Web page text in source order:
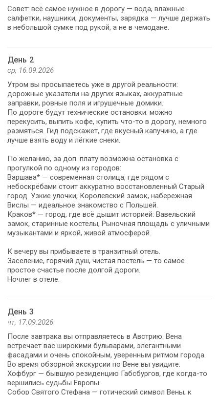
Совет: всё самое нужное в дорогу — вода, влажные
салфетки, наушники, документы, зарядка — лучше держать
в небольшой сумке под рукой, а не в чемодане.
День 2
ср, 16.09.2026
Утром вы просыпаетесь уже в другой реальности:
дорожные указатели на других языках, аккуратные
заправки, ровные поля и игрушечные домики.
По дороге будут технические остановки: можно
перекусить, выпить кофе, купить что-то в дорогу, немного
размяться. Гид подскажет, где вкусный капучино, а где
лучше взять воду и лёгкие снеки.
По желанию, за доп. плату возможна остановка с
прогулкой по одному из городов:
Варшава* — современная столица, где рядом с
небоскрёбами стоит аккуратно восстановленный Старый
город. Узкие улочки, Королевский замок, набережная
Вислы — идеальное знакомство с Польшей.
Краков* — город, где всё дышит историей: Вавельский
замок, старинные костёлы, Рыночная площадь с уличными
музыкантами и яркой, живой атмосферой.
К вечеру вы прибываете в транзитный отель.
Заселение, горячий душ, чистая постель — то самое
простое счастье после долгой дороги.
Ночлег в отеле.
День 3
чт, 17.09.2026
После завтрака вы отправляетесь в Австрию. Вена
встречает вас широкими бульварами, элегантными
фасадами и очень спокойным, уверенным ритмом города.
Во время обзорной экскурсии по Вене вы увидите:
Хофбург — бывшую резиденцию Габсбургов, где когда-то
вершились судьбы Европы.
Собор Святого Стефана — готический символ Вены, к